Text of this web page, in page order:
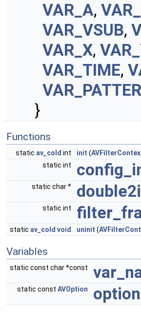
VAR_A,
VAR_VSUB,
VAR_X,
VAR_TIME,
}
Functions
static av_cold int init (
static int
static char *
static int
static av_cold void uninit (
Variables
static const char *const
static const AVOption